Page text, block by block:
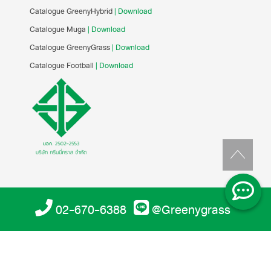
02-670-6388 @Greenygrass
Catalogue GreenyHybrid| Download
Catalogue Muga | Download
Catalogue GreenyGrass| Download
Catalogue Football | Download